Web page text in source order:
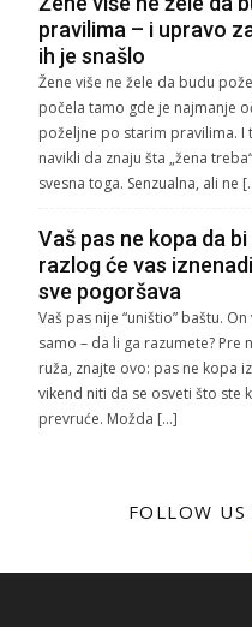
pravilima – i upravo
ih je snašlo
Žene više ne žele da budu
počela tamo gde je najmanje
poželjne po starim pravilima. I
navikli da znaju šta „žena
svesna toga. Senzualna, ali ne
Vaš pas ne kopa da
razlog će vas
sve pogoršava
Vaš pas nije “uništio” baštu.
samo – da li ga razumete?
ruža, znajte ovo: pas ne kopa
vikend niti da se osveti što ste
prevruće. Možda […]
FOLLOW